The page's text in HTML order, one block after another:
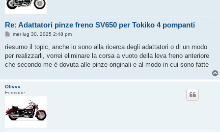
Re: Adattatori pinze freno SV650 per Tokiko 4 pompanti
M
s
a
g
o
mer lug 30, 2025 2:48 pm
riesumo il topic, anche io sono alla ricerca degli adattatori o di un modo
per realizzarli, vorrei eliminare la corsa a vuoto della leva freno anteriore
che secondo me è dovuta alle pinze originali e al modo in cui sono fatte
Olivvv
Fermone